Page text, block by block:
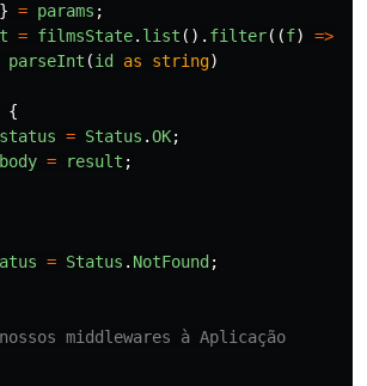
} = params ;
= filmsState. list (). filter((f)
=>
parseInt (id as string)
{
status = Status .OK;
body = result ;
= Status . NotFound ;
middlewares à Aplicação